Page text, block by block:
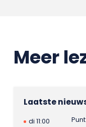
Meer
Laatste
di 11:00